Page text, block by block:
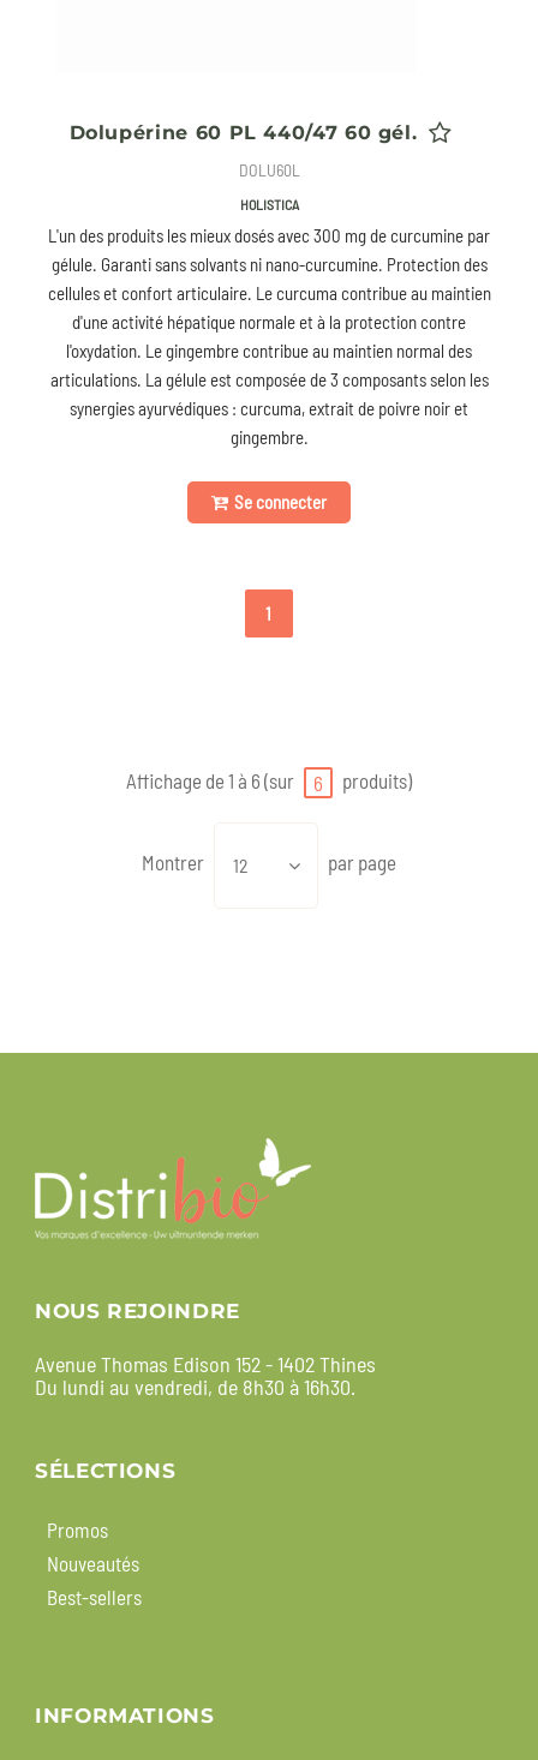
Dolupérine 60 PL 440/47 60 gél.
DOLU60L
HOLISTICA
L'un des produits les mieux dosés avec 300 mg de curcumine par
gélule. Garanti sans solvants ni nano-curcumine. Protection des
cellules et confort articulaire. Le curcuma contribue au maintien
d'une activité hépatique normale et à la protection contre
l'oxydation. Le gingembre contribue au maintien normal des
articulations. La gélule est composée de 3 composants selon les
synergies ayurvédiques : curcuma, extrait de poivre noir et
gingembre.
Se connecter
1
Affichage de 1 à 6 (sur 6 produits)
Montrer 12 par page
NOUS REJOINDRE
Avenue Thomas Edison 152 - 1402 Thines
Du lundi au vendredi, de 8h30 à 16h30.
SÉLECTIONS
Promos
Nouveautés
Best-sellers
INFORMATIONS